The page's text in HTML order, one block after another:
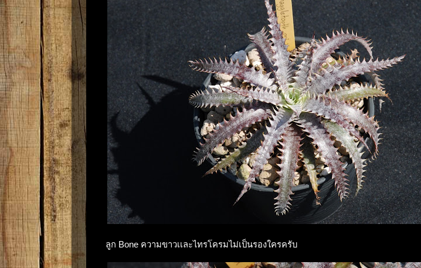
ลูก Bone ความขาวเเละไทรโครมไม่เป็นรองใครครับ